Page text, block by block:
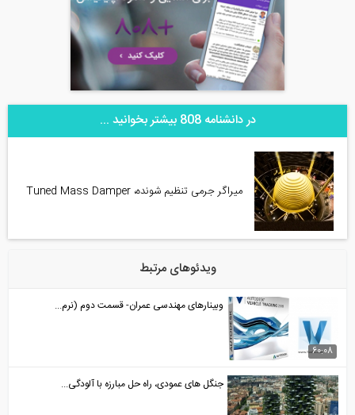
در دانشنامه 808 بیشتر بخوانید ...
میراگر جرمی تنظیم شونده، Tuned Mass Damper
ویدئوهای مرتبط
60:08
وبینارهای مهندسی عمران- قسمت دوم (نرم...
جنگل های عمودی، راه حل مبارزه با آلودگی...